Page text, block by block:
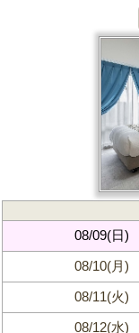
08/09(日)
08/10(月)
08/11(火)
08/12(水)